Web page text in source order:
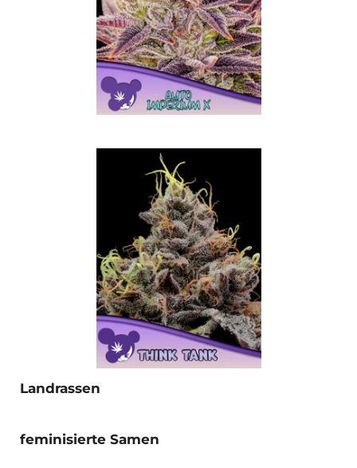
Landrassen
feminisierte Samen